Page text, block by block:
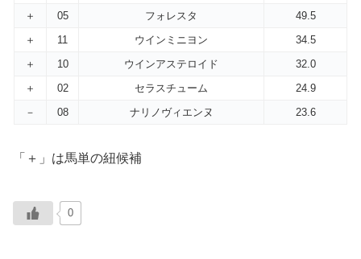
＋
05 フォレスタ
49.5
＋
11 ウインミニヨン
34.5
＋
10 ウインアステロイド
32.0
＋
02 セラスチューム
24.9
－
08 ナリノヴィエンヌ 23.6
「＋」は馬単の紐候補
0